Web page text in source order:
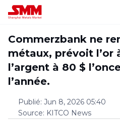
Commerzbank ne
métaux, prévoit l’or
l’argent à 80 $
l’année.
Publié: Jun 8, 2026 05:40
Source: KITCO News